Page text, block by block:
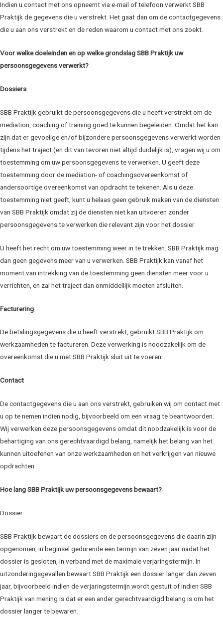
Indien u contact met ons opneemt via e-mail of telefoon verwerkt SBB
Praktijk de gegevens die u verstrekt. Het gaat dan om de contactgegevens
die u aan ons verstrekt en de reden waarom u contact met ons zoekt.
Voor welke doeleinden en op welke grondslag SBB Praktijk uw
persoonsgegevens verwerkt?
Dossiers
SBB Praktijk gebruikt de persoonsgegevens die u heeft verstrekt om de
mediation, coaching of training goed te kunnen begeleiden. Omdat het kan
zijn dat er gevoelige en/of bijzondere persoonsgegevens verwerkt worden
tijdens het traject (en dit van tevoren niet altijd duidelijk is), vragen wij u om
toestemming om uw persoonsgegevens te verwerken. U geeft deze
toestemming door de mediation- of coachingsovereenkomst of
andersoortige overeenkomst van opdracht te tekenen. Als u deze
toestemming niet geeft, kunt u helaas geen gebruik maken van de diensten
van SBB Praktijk omdat zij de diensten niet kan uitvoeren zonder
persoonsgegevens te verwerken die relevant zijn voor het dossier.
U heeft het recht om uw toestemming weer in te trekken. SBB Praktijk mag
dan geen gegevens meer van u verwerken. SBB Praktijk kan vanaf het
moment van intrekking van de toestemming geen diensten meer voor u
verrichten, en zal het traject dan onmiddellijk moeten afsluiten.
Facturering
De betalingsgegevens die u heeft verstrekt, gebruikt SBB Praktijk om
werkzaamheden te factureren. Deze verwerking is noodzakelijk om de
overeenkomst die u met SBB Praktijk sluit uit te voeren.
Contact
De contactgegevens die u aan ons verstrekt, gebruiken wij om contact met
u op te nemen indien nodig, bijvoorbeeld om een vraag te beantwoorden.
Wij verwerken deze persoonsgegevens omdat dit noodzakelijk is voor de
behartiging van ons gerechtvaardigd belang, namelijk het belang van het
kunnen uitoefenen van onze werkzaamheden en het verkrijgen van nieuwe
opdrachten.
Hoe lang SBB Praktijk uw persoonsgegevens bewaart?
Dossier
SBB Praktijk bewaart de dossiers en de persoonsgegevens die daarin zijn
opgenomen, in beginsel gedurende een termijn van zeven jaar nadat het
dossier is gesloten, in verband met de maximale verjaringstermijn. In
uitzonderingsgevallen bewaart SBB Praktijk een dossier langer dan zeven
jaar, bijvoorbeeld indien de verjaringstermijn wordt gestuit of indien SBB
Praktijk van mening is dat er een ander gerechtvaardigd belang is om het
dossier langer te bewaren.